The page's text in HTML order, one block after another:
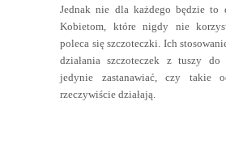
Jednak nie dla każdego będzie to
Kobietom, które nigdy nie
poleca się szczoteczki. Ich
działania szczoteczek z tuszy
jedynie zastanawiać, czy takie
rzeczywiście działają.